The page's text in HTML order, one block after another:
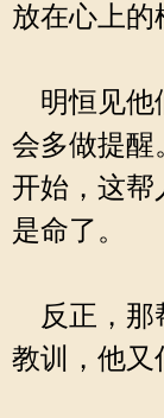
放在心上的
明恒见他
会多做提醒
开始，这帮
是命了。
反正，那
教训，他又